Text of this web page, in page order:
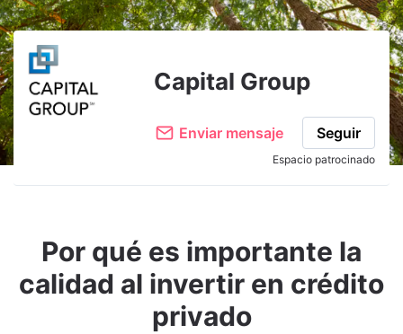
Capital Group
Enviar mensaje Seguir
Espacio patrocinado
Por qué es importante la
calidad al invertir en crédito
privado